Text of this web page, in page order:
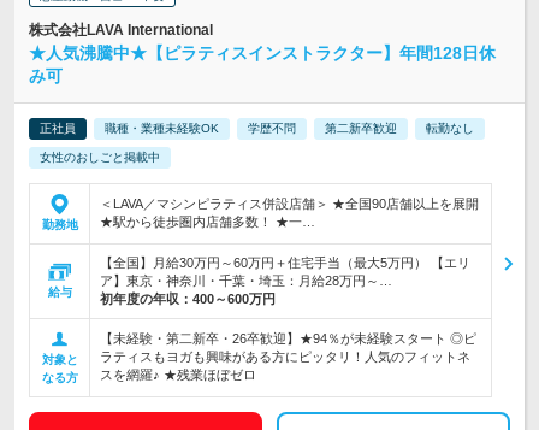
株式会社LAVA International
★人気沸騰中★【ピラティスインストラクター】年間128日休
み可
正社員 職種・業種未経験OK 学歴不問 第二新卒歓迎 転勤なし
女性のおしごと掲載中
勤務地
＜LAVA／マシンピラティス併設店舗＞ ★全国90店舗以上を展開
★駅から徒歩圏内店舗多数！ ★一…
給与
【全国】月給30万円～60万円＋住宅手当（最大5万円） 【エリ
ア】東京・神奈川・千葉・埼玉：月給28万円～…
初年度の年収： 400～600万円
対象と
なる方
【未経験・第二新卒・26卒歓迎】★94％が未経験スタート ◎ピ
ラティスもヨガも興味がある方にピッタリ！人気のフィットネ
スを網羅♪ ★残業ほぼゼロ